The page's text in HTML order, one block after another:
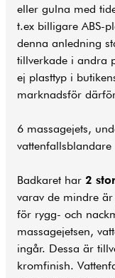
eller gulna med
t.ex billigare ABS-
denna anledning
tillverkade i andra
ej plasttyp i
marknadsför
6 massagejets,
vattenfallsblandare
Badkaret har 2
varav de mindre
för rygg- och
massagejetsen,
ingår. Dessa är
kromfinish.